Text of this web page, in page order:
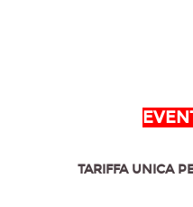
TARIFFA UNICA